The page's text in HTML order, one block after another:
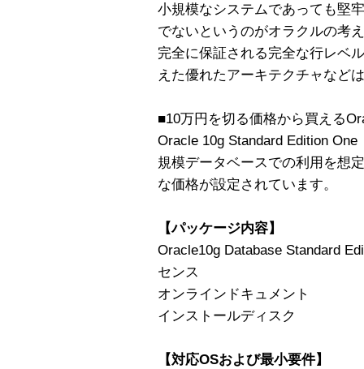
小規模なシステムであっても堅
でないというのがオラクルの考
完全に保証される完全な行レベ
えた優れたアーキテクチャなど
■10万円を切る価格から買える
Oracle 10g Standard Edition
規模データベースでの利用を想
な価格が設定されています。
【パッケージ内容】
Oracle10g Database Standard
センス
オンラインドキュメント
インストールディスク
【対応OSおよび最小要件】